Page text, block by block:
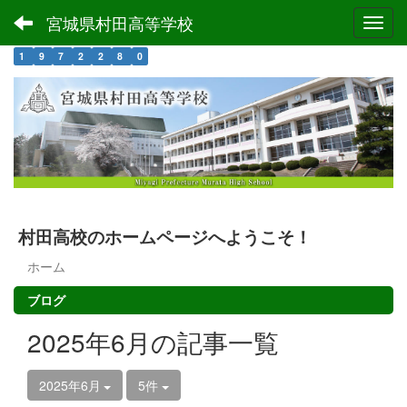
宮城県村田高等学校
1 9 7 2 2 8 0
村田高校のホームページへようこそ！
ホーム
ブログ
2025年6月の記事一覧
2025年6月 5件